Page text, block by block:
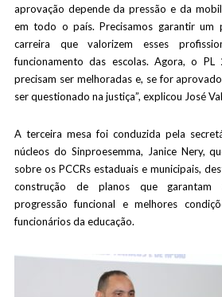
aprovação depende da pressão e da
em todo o país. Precisamos garantir um
carreira que valorizem esses
funcionamento das escolas. Agora, o
precisam ser melhoradas e, se for
ser questionado na justiça”, explicou José
A terceira mesa foi conduzida pela
núcleos do Sinproesemma, Janice Nery,
sobre os PCCRs estaduais e municipais,
construção de planos que garantam
progressão funcional e melhores
funcionários da educação.